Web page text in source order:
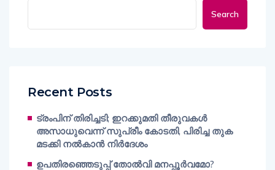
Search
Recent Posts
ട്രംപിന് തിരിച്ചടി; ഇറക്കുമതി തീരുവകൾ
അസാധുവെന്ന് സുപ്രീം കോടതി, പിരിച്ച തുക
മടക്കി നൽകാൻ നിർദേശം
ഉപതിരഞ്ഞെടുപ്പ് തോൽവി മനപ്പൂർവമോ?